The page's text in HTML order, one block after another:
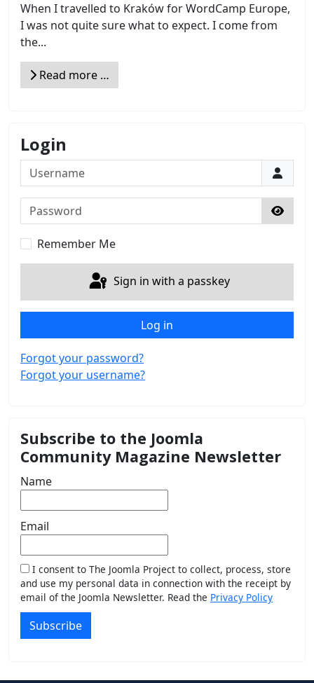
When I travelled to Kraków for WordCamp Europe,
I was not quite sure what to expect. I come from
the...
Read more …
Login
Username
Password
Show
Remember Me
Sign in with a passkey
Log in
Forgot your password?
Forgot your username?
Subscribe to the Joomla
Community Magazine Newsletter
Name
Email
I consent to The Joomla Project to collect, process, store
and use my personal data in connection with the receipt by
email of the Joomla Newsletter. Read the Privacy Policy
Subscribe